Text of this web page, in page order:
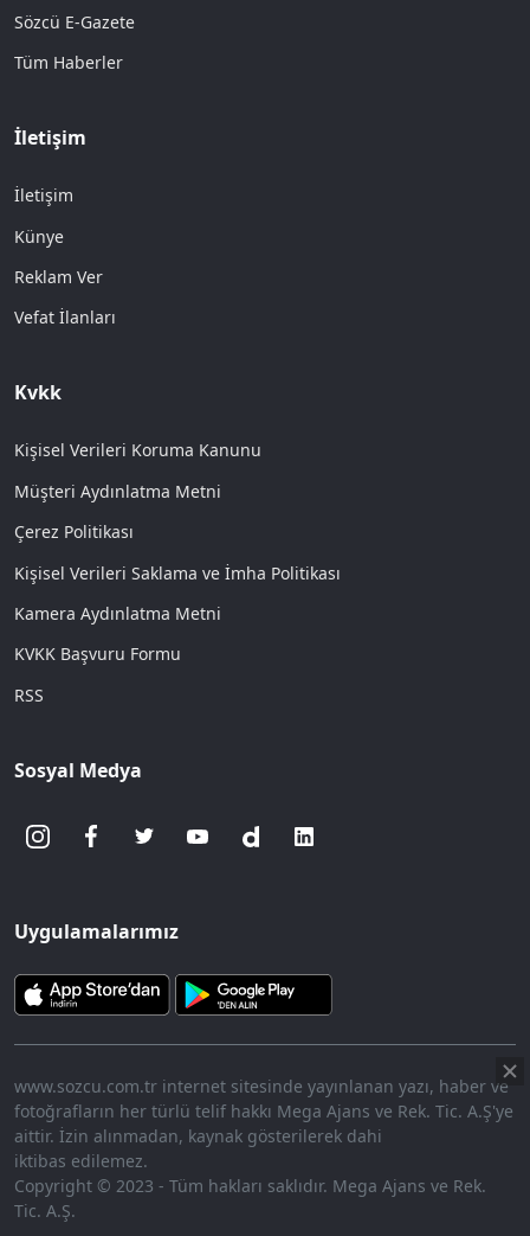
Sözcü E-Gazete
Tüm Haberler
İletişim
İletişim
Künye
Reklam Ver
Vefat İlanları
Kvkk
Kişisel Verileri Koruma Kanunu
Müşteri Aydınlatma Metni
Çerez Politikası
Kişisel Verileri Saklama ve İmha Politikası
Kamera Aydınlatma Metni
KVKK Başvuru Formu
RSS
Sosyal Medya
Uygulamalarımız
www.sozcu.com.tr internet sitesinde yayınlanan yazı, haber ve
fotoğrafların her türlü telif hakkı Mega Ajans ve Rek. Tic. A.Ş'ye
aittir. İzin alınmadan, kaynak gösterilerek dahi
iktibas edilemez.
Copyright © 2023 - Tüm hakları saklıdır. Mega Ajans ve Rek.
Tic. A.Ş.